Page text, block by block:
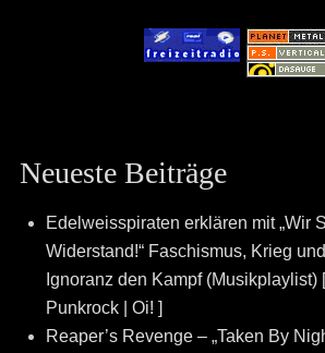
Neueste Beiträge
Edelweisspiraten erklären mit „Wir
Widerstand!“ Faschismus, Krieg
Ignoranz den Kampf (Musikplaylist)
Punkrock | Oi! ]
Reaper’s Revenge – „Taken By